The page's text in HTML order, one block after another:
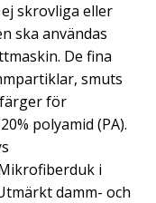
skrovliga eller
ska användas
De fina
smuts
för
polyamid (PA).
i
damm- och